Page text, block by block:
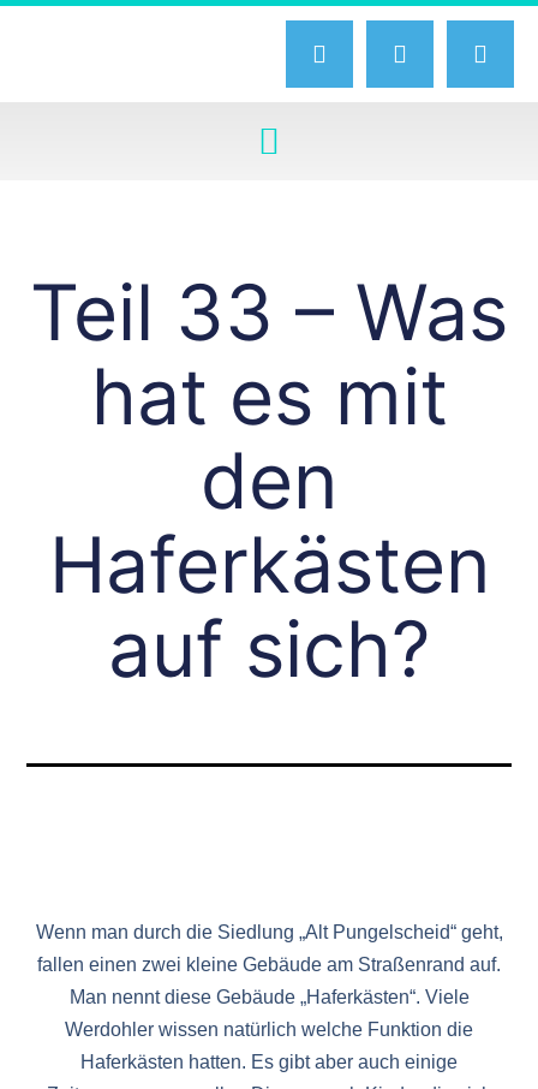
Teil 33 – Was
hat es mit
den
Haferkästen
auf sich?
Wenn man durch die Siedlung „Alt Pungelscheid“ geht,
fallen einen zwei kleine Gebäude am Straßenrand auf.
Man nennt diese Gebäude „Haferkästen“. Viele
Werdohler wissen natürlich welche Funktion die
Haferkästen hatten. Es gibt aber auch einige